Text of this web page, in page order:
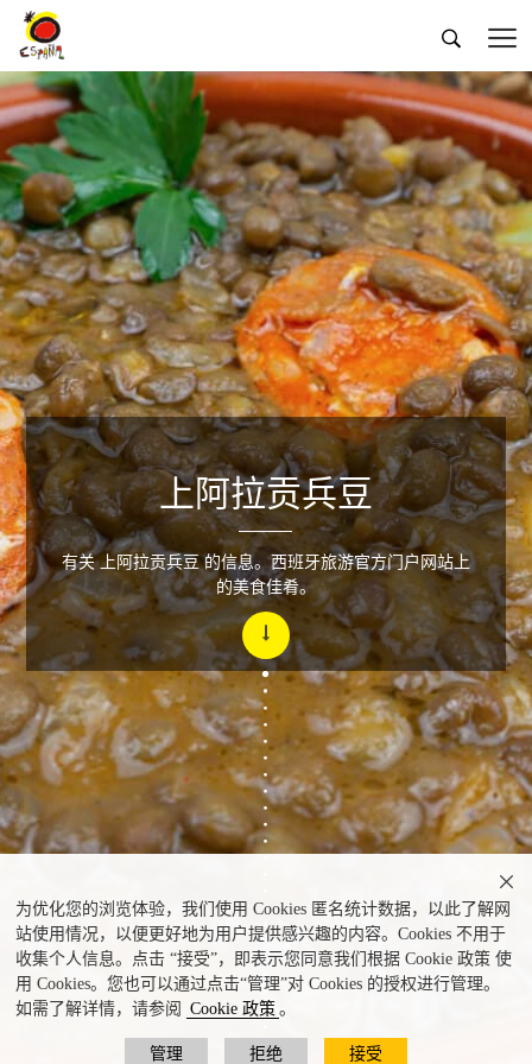
 
为优化您的浏览体验，我们使用 Cookies 匿名统计数据，以此了解网
站使用情况，以便更好地为用户提供感兴趣的内容。Cookies 不用于
收集个人信息。点击 “接受”，即表示您同意我们根据 Cookie 政策 使
用 Cookies。您也可以通过点击“管理”对 Cookies 的授权进行管理。
如需了解详情，请参阅
Cookie 政策 。
管理 拒绝 接受

兵豆
上阿拉贡兵豆
有关 上阿拉贡兵豆 的信息。西班牙旅游官方门户网站上
的美食佳肴。